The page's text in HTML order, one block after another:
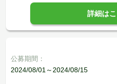
詳細は
公募期間：
2024/08/01～2024/08/15